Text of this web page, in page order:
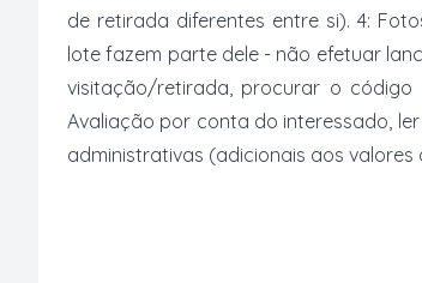
de retirada diferentes entre si). 4:
lote fazem parte dele - não efetuar
visitação/retirada, procurar o
Avaliação por conta do interessado,
administrativas (adicionais aos